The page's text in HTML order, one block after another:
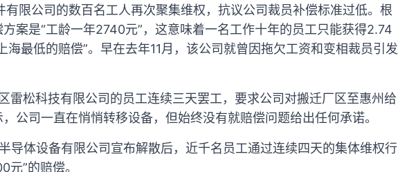
限公司的数百名工人再次聚集维权，抗议公司裁员补偿标准过低。根
案是“工龄一年2740元”，这意味着一名工作十年的员工只能获得2.74
海最低的赔偿”。早在去年11月，该公司就曾因拖欠工资和变相裁员引发
雷松科技有限公司的员工连续三天罢工，要求公司对搬迁厂区至惠州给
公司一直在悄悄转移设备，但始终没有就赔偿问题给出任何承诺。
导体设备有限公司宣布解散后，近千名员工通过连续四天的集体维权行
”的赔偿。